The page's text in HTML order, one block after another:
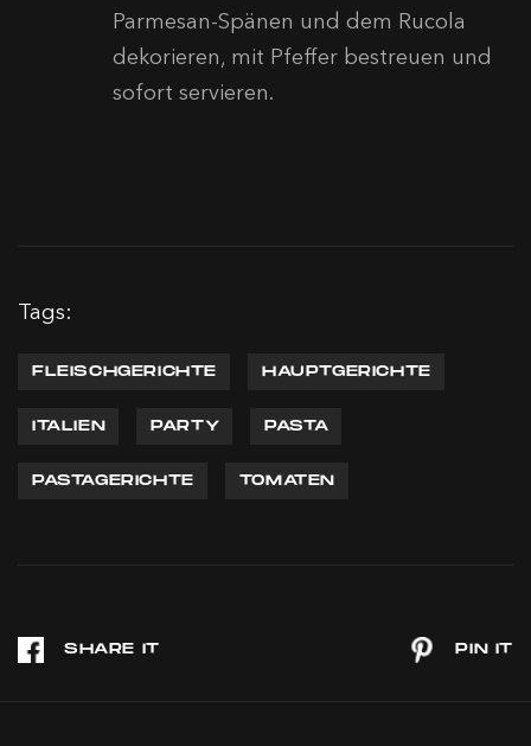
Parmesan-Spänen und dem Rucola
dekorieren, mit Pfeffer bestreuen und
sofort servieren.
Tags:
FLEISCHGERICHTE HAUPTGERICHTE
ITALIEN PARTY PASTA
PASTAGERICHTE TOMATEN